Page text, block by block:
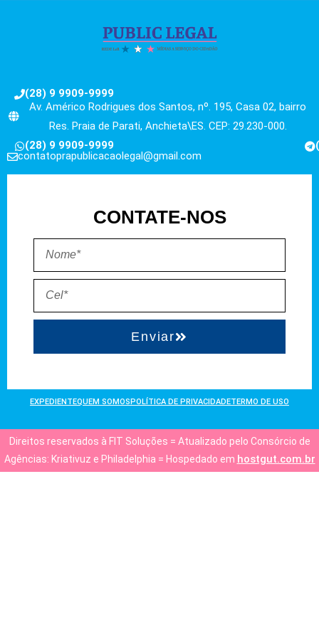
(28) 9 9909-9999
Av. Américo Rodrigues dos Santos, nº. 195, Casa 02, bairro
Res. Praia de Parati, Anchieta\ES. CEP: 29.230-000.
(28) 9 9909-9999
contatoprapublicacaolegal@gmail.com
CONTATE-NOS
Enviar
EXPEDIENTEQUEM SOMOSPOLÍTICA DE PRIVACIDADETERMO DE USO
Direitos reservados à FIT Soluções = Atualizado pelo Consórcio de
Agências: Kriativuz e Philadelphia = Hospedado em hostgut.com.br